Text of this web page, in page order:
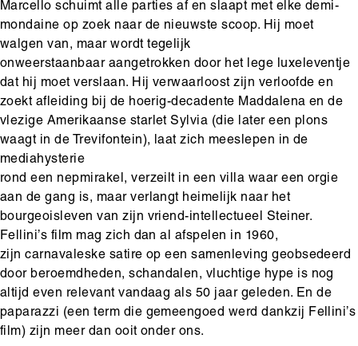
Marcello schuimt alle parties af en slaapt met elke demi-
mondaine op zoek naar de nieuwste scoop. Hij moet
walgen van, maar wordt tegelijk
onweerstaanbaar aangetrokken door het lege luxeleventje
dat hij moet verslaan. Hij verwaarloost zijn verloofde en
zoekt afleiding bij de hoerig-decadente Maddalena en de
vlezige Amerikaanse starlet Sylvia (die later een plons
waagt in de Trevifontein), laat zich meeslepen in de
mediahysterie
rond een nepmirakel, verzeilt in een villa waar een orgie
aan de gang is, maar verlangt heimelijk naar het
bourgeoisleven van zijn vriend-intellectueel Steiner.
Fellini’s film mag zich dan al afspelen in 1960,
zijn carnavaleske satire op een samenleving geobsedeerd
door beroemdheden, schandalen, vluchtige hype is nog
altijd even relevant vandaag als 50 jaar geleden. En de
paparazzi (een term die gemeengoed werd dankzij Fellini’s
film) zijn meer dan ooit onder ons.